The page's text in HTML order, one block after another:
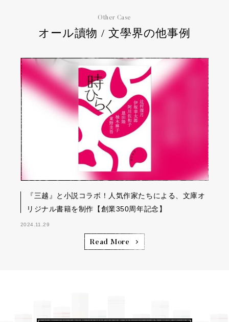
Other Case
オール讀物 / 文學界の他事例
『三越』と小説コラボ！人気作家たちによる、文庫オ
リジナル書籍を制作【創業350周年記念】
2024.11.29
Read More